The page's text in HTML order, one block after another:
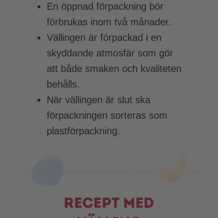
En öppnad förpackning bör
förbrukas inom två månader.
Vällingen är förpackad i en
skyddande atmosfär som gör
att både smaken och kvaliteten
behålls.
När vällingen är slut ska
förpackningen sorteras som
plastförpackning.
Recept med